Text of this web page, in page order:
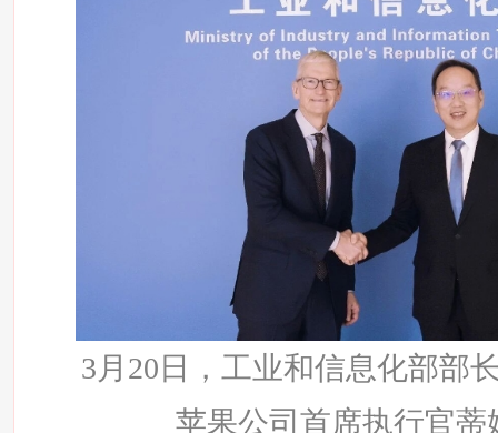
3月20日，工业和信息化部部
苹果公司首席执行官蒂